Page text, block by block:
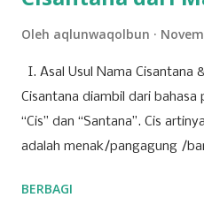
Oleh aqlunwaqolbun
I. Asal Usul Nama Cisantana
Cisantana diambil dari bahasa
“Cis” dan “Santana”. Cis
adalah menak/pangagung /
pangagung/ bangsawan,
BERBAGI